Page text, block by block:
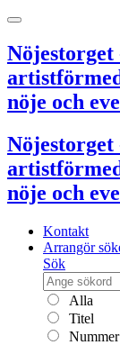
Nöjestorget
nöje och
Nöjestorget
nöje och
Kontakt
Arrangör
Sök
Alla
Titel
Nummer